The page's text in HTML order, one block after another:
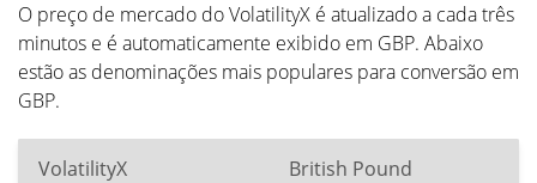
O preço de mercado do VolatilityX é atualizado a cada três
minutos e é automaticamente exibido em GBP. Abaixo
estão as denominações mais populares para conversão em
GBP.
VolatilityX British Pound